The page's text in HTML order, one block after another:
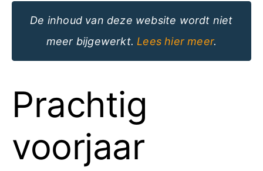
De inhoud van deze website wordt niet
meer bijgewerkt. Lees hier meer.
Prachtig
voorjaar